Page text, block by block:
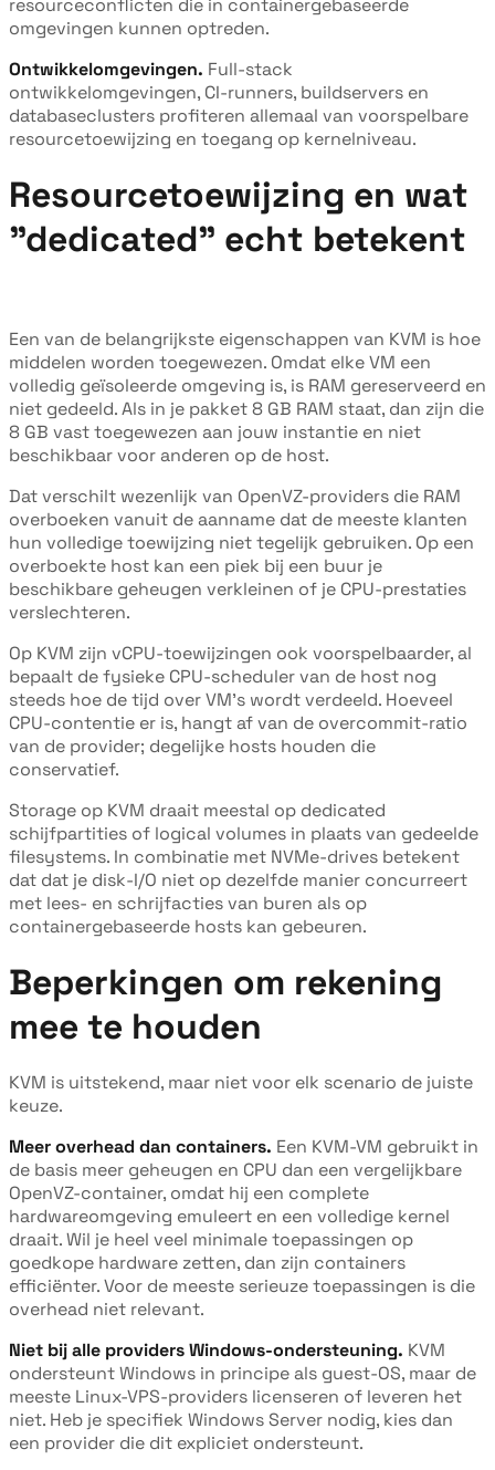
resourceconflicten die in containergebaseerde
omgevingen kunnen optreden.
Ontwikkelomgevingen. Full-stack
ontwikkelomgevingen, CI-runners, buildservers en
databaseclusters profiteren allemaal van voorspelbare
resourcetoewijzing en toegang op kernelniveau.
Resourcetoewijzing en wat
"dedicated" echt betekent
Een van de belangrijkste eigenschappen van KVM is hoe
middelen worden toegewezen. Omdat elke VM een
volledig geïsoleerde omgeving is, is RAM gereserveerd en
niet gedeeld. Als in je pakket 8 GB RAM staat, dan zijn die
8 GB vast toegewezen aan jouw instantie en niet
beschikbaar voor anderen op de host.
Dat verschilt wezenlijk van OpenVZ-providers die RAM
overboeken vanuit de aanname dat de meeste klanten
hun volledige toewijzing niet tegelijk gebruiken. Op een
overboekte host kan een piek bij een buur je
beschikbare geheugen verkleinen of je CPU-prestaties
verslechteren.
Op KVM zijn vCPU-toewijzingen ook voorspelbaarder, al
bepaalt de fysieke CPU-scheduler van de host nog
steeds hoe de tijd over VM's wordt verdeeld. Hoeveel
CPU-contentie er is, hangt af van de overcommit-ratio
van de provider; degelijke hosts houden die
conservatief.
Storage op KVM draait meestal op dedicated
schijfpartities of logical volumes in plaats van gedeelde
filesystems. In combinatie met NVMe-drives betekent
dat dat je disk-I/O niet op dezelfde manier concurreert
met lees- en schrijfacties van buren als op
containergebaseerde hosts kan gebeuren.
Beperkingen om rekening
mee te houden
KVM is uitstekend, maar niet voor elk scenario de juiste
keuze.
Meer overhead dan containers. Een KVM-VM gebruikt in
de basis meer geheugen en CPU dan een vergelijkbare
OpenVZ-container, omdat hij een complete
hardwareomgeving emuleert en een volledige kernel
draait. Wil je heel veel minimale toepassingen op
goedkope hardware zetten, dan zijn containers
efficiënter. Voor de meeste serieuze toepassingen is die
overhead niet relevant.
Niet bij alle providers Windows-ondersteuning. KVM
ondersteunt Windows in principe als guest-OS, maar de
meeste Linux-VPS-providers licenseren of leveren het
niet. Heb je specifiek Windows Server nodig, kies dan
een provider die dit expliciet ondersteunt.